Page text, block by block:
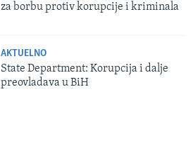
za borbu protiv korupcije i kriminala
AKTUELNO
State Department: Korupcija i dalje
preovladava u BiH